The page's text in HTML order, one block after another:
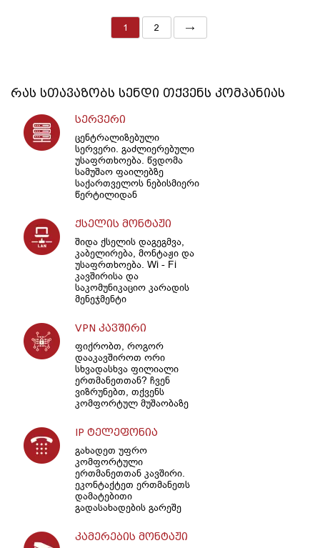
1 2 →
რას სთავაზობს სენდი თქვენს კომპანიას
სერვერი
ცენტრალიზებული
სერვერი. გაძლიერებული
უსაფრთხოება. წვდომა
სამუშაო ფაილებზე
საქართველოს ნებისმიერი
წერტილიდან
ქსელის მონტაჟი
შიდა ქსელის დაგეგმვა,
კაბელირება, მონტაჟი და
უსაფრთხოება. Wi - Fi
კავშირისა და
საკომუნიკაციო კარადის
მენეჯმენტი
VPN კავშირი
ფიქრობთ, როგორ
დააკავშიროთ ორი
სხვადასხვა ფილიალი
ერთმანეთთან? ჩვენ
ვიზრუნებთ, თქვენს
კომფორტულ მუშაობაზე
IP ტელეფონია
გახადეთ უფრო
კომფორტული
ერთმანეთთან კავშირი.
ეკონტაქტეთ ერთმანეთს
დამატებითი
გადასახადების გარეშე
კამერების მონტაჟი